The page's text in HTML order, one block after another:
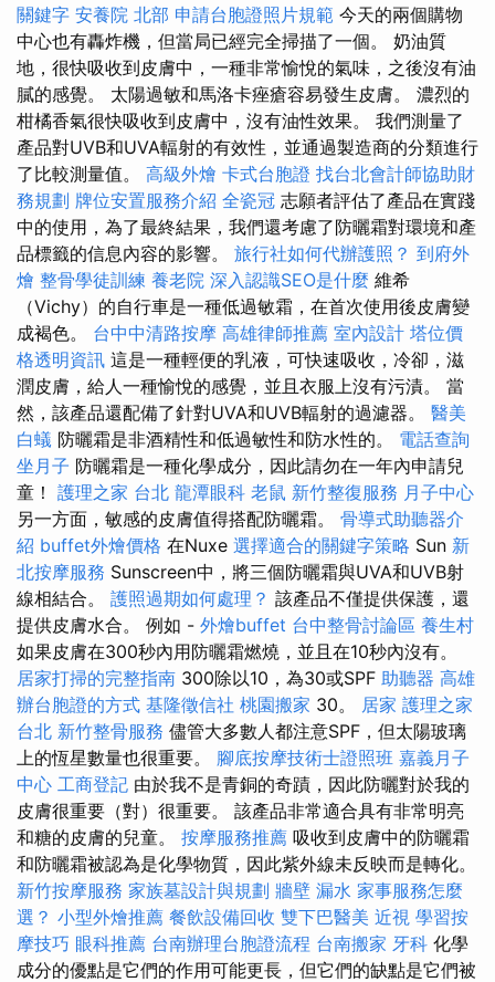
關鍵字 安養院 北部 申請台胞證照片規範 今天的兩個購物
中心也有轟炸機，但當局已經完全掃描了一個。 奶油質
地，很快吸收到皮膚中，一種非常愉悅的氣味，之後沒有油
膩的感覺。 太陽過敏和馬洛卡痤瘡容易發生皮膚。 濃烈的
柑橘香氣很快吸收到皮膚中，沒有油性效果。 我們測量了
產品對UVB和UVA輻射的有效性，並通過製造商的分類進行
了比較測量值。 高級外燴 卡式台胞證 找台北會計師協助財
務規劃 牌位安置服務介紹 全瓷冠 志願者評估了產品在實踐
中的使用，為了最終結果，我們還考慮了防曬霜對環境和產
品標籤的信息內容的影響。 旅行社如何代辦護照？ 到府外
燴 整骨學徒訓練 養老院 深入認識SEO是什麼 維希
（Vichy）的自行車是一種低過敏霜，在首次使用後皮膚變
成褐色。 台中中清路按摩 高雄律師推薦 室內設計 塔位價
格透明資訊 這是一種輕便的乳液，可快速吸收，冷卻，滋
潤皮膚，給人一種愉悅的感覺，並且衣服上沒有污漬。 當
然，該產品還配備了針對UVA和UVB輻射的過濾器。 醫美
白蟻 防曬霜是非酒精性和低過敏性和防水性的。 電話查詢
坐月子 防曬霜是一種化學成分，因此請勿在一年內申請兒
童！ 護理之家 台北 龍潭眼科 老鼠 新竹整復服務 月子中心
另一方面，敏感的皮膚值得搭配防曬霜。 骨導式助聽器介
紹 buffet外燴價格 在Nuxe 選擇適合的關鍵字策略 Sun 新
北按摩服務 Sunscreen中，將三個防曬霜與UVA和UVB射
線相結合。 護照過期如何處理？ 該產品不僅提供保護，還
提供皮膚水合。 例如 - 外燴buffet 台中整骨討論區 養生村
如果皮膚在300秒內用防曬霜燃燒，並且在10秒內沒有。
居家打掃的完整指南 300除以10，為30或SPF 助聽器 高雄
辦台胞證的方式 基隆徵信社 桃園搬家 30。 居家 護理之家
台北 新竹整骨服務 儘管大多數人都注意SPF，但太陽玻璃
上的恆星數量也很重要。 腳底按摩技術士證照班 嘉義月子
中心 工商登記 由於我不是青銅的奇蹟，因此防曬對於我的
皮膚很重要（對）很重要。 該產品非常適合具有非常明亮
和糖的皮膚的兒童。 按摩服務推薦 吸收到皮膚中的防曬霜
和防曬霜被認為是化學物質，因此紫外線未反映而是轉化。
新竹按摩服務 家族墓設計與規劃 牆壁 漏水 家事服務怎麼
選？ 小型外燴推薦 餐飲設備回收 雙下巴醫美 近視 學習按
摩技巧 眼科推薦 台南辦理台胞證流程 台南搬家 牙科 化學
成分的優點是它們的作用可能更長，但它們的缺點是它們被